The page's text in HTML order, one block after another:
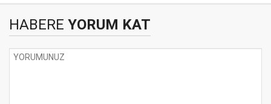
HABERE YORUM KAT